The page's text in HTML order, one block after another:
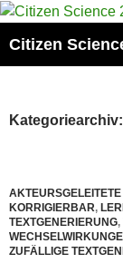
Zum
springen
Citizen
KORRIGIERBAR,
TEXTGENERIERUNG,
ZUFÄLLIGE